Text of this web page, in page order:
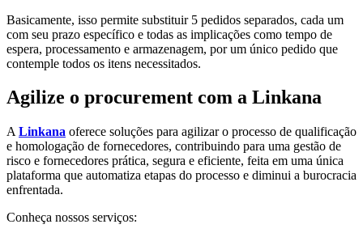
Basicamente, isso permite substituir 5 pedidos separados, cada um
com seu prazo específico e todas as implicações como tempo de
espera, processamento e armazenagem, por um único pedido que
contemple todos os itens necessitados.
Agilize o procurement com a Linkana
A Linkana oferece soluções para agilizar o processo de qualificação
e homologação de fornecedores, contribuindo para uma gestão de
risco e fornecedores prática, segura e eficiente, feita em uma única
plataforma que automatiza etapas do processo e diminui a burocracia
enfrentada.
Conheça nossos serviços: